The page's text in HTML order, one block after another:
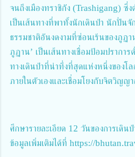
จนถึงเมืองทราชิกัง (Trashigang) ซึ่
เป็นเส้นทางที่พาทั้งนักเดินป่า นักปั่น
ธรรมชาติอันงดงามที่ซ่อนเร้นของภูฏ
ภูฏาน’ เป็นเส้นทางเชื่อมป้อมปรากา
ทางเดินป่าที่น่าทึ่งที่สุดแห่งหนึ่งของโ
ภายในตัวเองและเชื่อมโยงกับจิตวิญญ
ศึกษารายละเอียด 12 วันของการเดิ
ข้อมูลเพิ่มเติมได้ที่ https://